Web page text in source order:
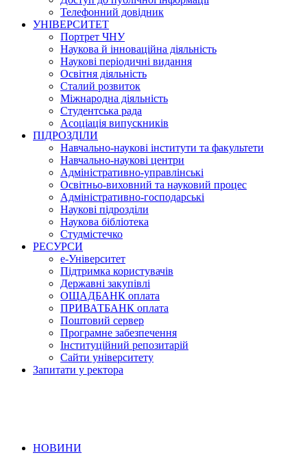
Телефонний довідник
УНІВЕРСИТЕТ
Портрет ЧНУ
Наукова й інноваційна діяльність
Наукові періодичні видання
Освітня діяльність
Сталий розвиток
Міжнародна діяльність
Студентська рада
Асоціація випускників
ПІДРОЗДІЛИ
Навчально-наукові інститути та факультети
Навчально-наукові центри
Адміністративно-управлінські
Освітньо-виховний та науковий процес
Адміністративно-господарські
Наукові підрозділи
Наукова бібліотека
Студмістечко
РЕСУРСИ
е-Університет
Підтримка користувачів
Державні закупівлі
ОЩАДБАНК оплата
ПРИВАТБАНК оплата
Поштовий сервер
Програмне забезпечення
Інституційний репозитарій
Сайти університету
Запитати у ректора
НОВИНИ